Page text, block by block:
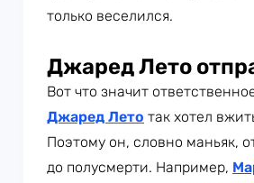
только веселился.
Джаред Лето
Вот что значит
Джаред Лето так хотел
Поэтому он, словно маньяк,
до полусмерти. Например,